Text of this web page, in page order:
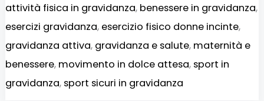
attività fisica in gravidanza, benessere in gravidanza,
esercizi gravidanza, esercizio fisico donne incinte,
gravidanza attiva, gravidanza e salute, maternità e
benessere, movimento in dolce attesa, sport in
gravidanza, sport sicuri in gravidanza